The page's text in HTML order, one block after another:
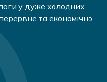
у дуже холодних
та економічно